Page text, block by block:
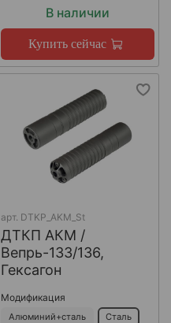
В наличии
Купить сейчас
арт. DTKP_AKM_St
ДТКП АКМ /
Вепрь-133/136,
Гексагон
Модификация
Алюминий+сталь Сталь